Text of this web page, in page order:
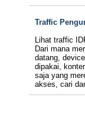
Traffic
Lihat traffic
Dari mana
datang,
dipakai,
saja yang
akses, cari